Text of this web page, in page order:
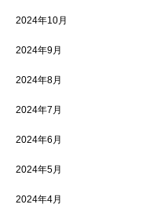
2024年10月
2024年9月
2024年8月
2024年7月
2024年6月
2024年5月
2024年4月